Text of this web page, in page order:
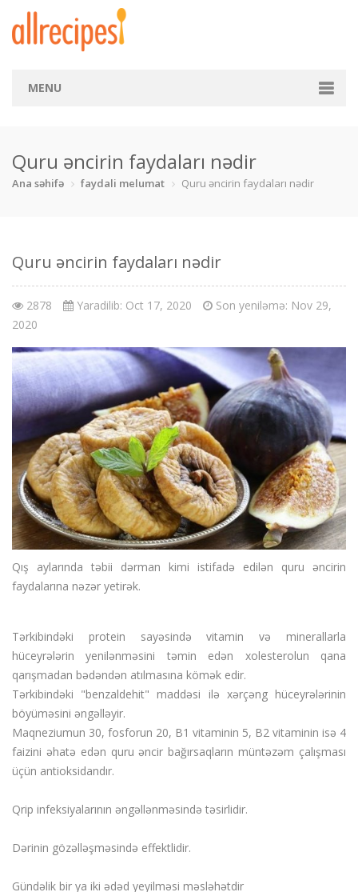
MENU
Kateqoriya
İçkilər Makaron Mal əti Pizza
Qoyun əti
Sous Suplar Tortlar
Toyuqlar
Yemek resepti
faydali melumat
Əlaqə
Giriş / Qeydiyat
Quru əncirin faydaları nədir
Ana səhifə faydali melumat Quru əncirin faydaları nədir
Quru əncirin faydaları nədir
2878 Yaradilib: Oct 17, 2020
Son yeniləmə: Nov 29,
2020
Qış aylarında təbii dərman kimi istifadə edilən quru əncirin
faydalarına nəzər yetirək.
Tərkibindəki protein sayəsində vitamin və minerallarla
hüceyrələrin yenilənməsini təmin edən xolesterolun qana
qarışmadan bədəndən atılmasına kömək edir.
Tərkibindəki "benzaldehit" maddəsi ilə xərçəng hüceyrələrinin
böyüməsini əngəlləyir.
Maqneziumun 30, fosforun 20, B1 vitaminin 5, B2 vitaminin isə 4
faizini əhatə edən quru əncir bağırsaqların müntəzəm çalışması
üçün antioksidandır.
Qrip infeksiyalarının əngəllənməsində təsirlidir.
Dərinin gözəlləşməsində effektlidir.
Gündəlik bir ya iki ədəd yeyilməsi məsləhətdir